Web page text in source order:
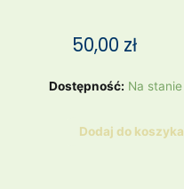
50,00 zł
Dostępność: Na stanie
ilość
BiustonoszDodaj do koszyka